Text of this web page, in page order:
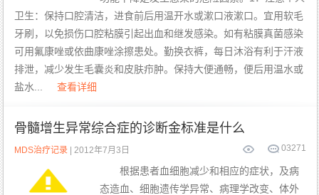
疗
ITP
疗
再
障
治
疗
MDS
治疗
血
康
动
态
卫生：保持口腔清洁，进食前后用温开水或漱口液漱口。宜用软毛
牙刷，以免损伤口腔粘膜引起出血和继发感染。如有粘膜真菌感染
可用氟康唑或依曲康唑涂擦患处。勤换衣裤，每日沐浴有利于汗液
排泄，减少发生毛囊炎和皮肤疖肿。保持大便通畅，便后用温水或
盐水...
查看详细
骨髓增生异常综合症的诊断金标准是什么
3271
0
MDS治疗记录 | 2012年7月3日
根据患者血细胞减少和相应的症状，及病
态造血、细胞遗传学异常、病理学改变、体外